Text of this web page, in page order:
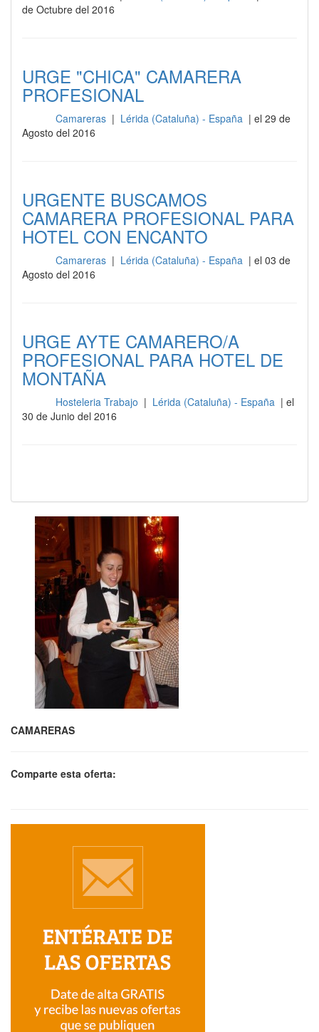
de Octubre del 2016
URGE "CHICA" CAMARERA
PROFESIONAL
Camareras | Lérida (Cataluña) - España | el 29 de
Agosto del 2016
URGENTE BUSCAMOS
CAMARERA PROFESIONAL PARA
HOTEL CON ENCANTO
Camareras | Lérida (Cataluña) - España | el 03 de
Agosto del 2016
URGE AYTE CAMARERO/A
PROFESIONAL PARA HOTEL DE
MONTAÑA
Hosteleria Trabajo | Lérida (Cataluña) - España | el
30 de Junio del 2016
CAMARERAS
Comparte esta oferta: